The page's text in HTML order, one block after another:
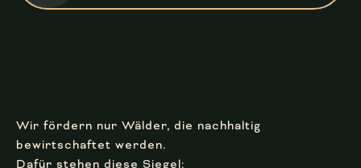
Wir fördern nur Wälder, die nachhaltig
bewirtschaftet werden.
Dafür stehen diese Siegel: